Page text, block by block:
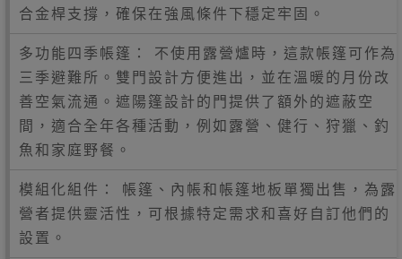
合金桿支撐，確保在強風條件下穩定牢固。
多功能四季帳篷： 不使用露營爐時，這款帳篷可作為
三季避難所。雙門設計方便進出，並在溫暖的月份改
善空氣流通。遮陽篷設計的門提供了額外的遮蔽空
間，適合全年各種活動，例如露營、健行、狩獵、釣
魚和家庭野餐。
模組化組件： 帳篷、內帳和帳篷地板單獨出售，為露
營者提供靈活性，可根據特定需求和喜好自訂他們的
設置。